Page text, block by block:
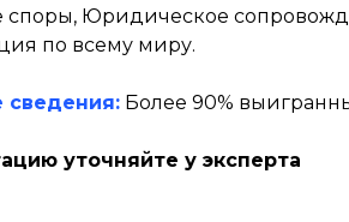
споры, Юридическое
по всему миру.
Более 90%
уточняйте у эксперта